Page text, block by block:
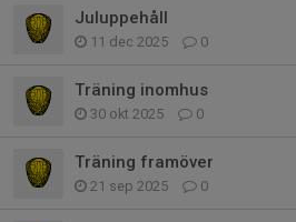
Juluppehåll
11 dec 2025 0
Träning inomhus
30 okt 2025 0
Träning framöver
21 sep 2025 0